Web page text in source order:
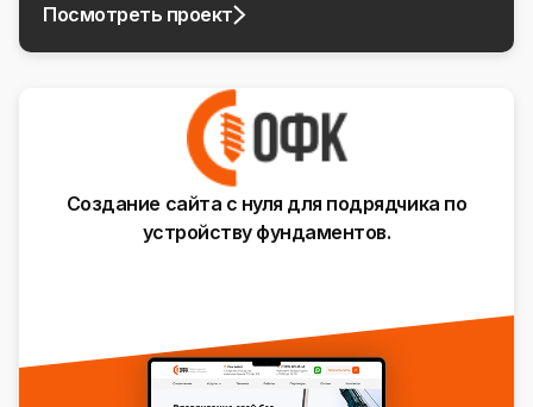
Посмотреть проект
Создание сайта с нуля для подрядчика по
устройству фундаментов.